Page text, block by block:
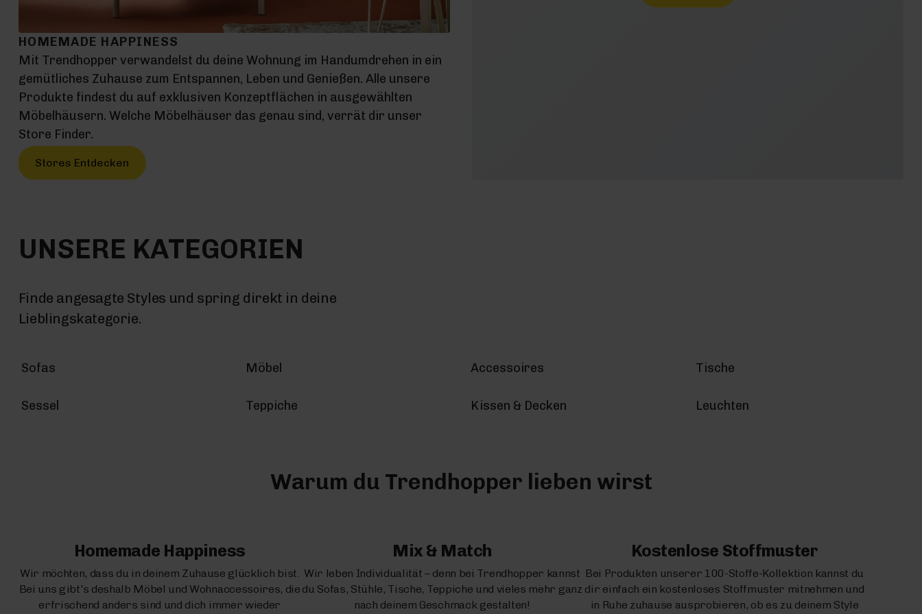
HOMEMADE HAPPINESS
Mit Trendhopper verwandelst du deine Wohnung im Handumdrehen in ein
gemütliches Zuhause zum Entspannen, Leben und Genießen. Alle unsere
Produkte findest du auf exklusiven Konzeptflächen in ausgewählten
Möbelhäusern. Welche Möbelhäuser das genau sind, verrät dir unser
Store Finder.
Stores Entdecken
UNSERE KATEGORIEN
Finde angesagte Styles und spring direkt in deine
Lieblingskategorie.
Sofas Möbel Accessoires Tische
Sessel Teppiche Kissen & Decken Leuchten
Warum du Trendhopper lieben wirst
Homemade Happiness
Wir möchten, dass du in deinem Zuhause glücklich bist.
Bei uns gibt's deshalb Möbel und Wohnaccessoires, die
erfrischend anders sind und dich immer wieder
Mix & Match
Wir leben Individualität – denn bei Trendhopper kannst
du Sofas, Stühle, Tische, Teppiche und vieles mehr ganz
nach deinem Geschmack gestalten!
Kostenlose Stoffmuster
Bei Produkten unserer 100-Stoffe-Kollektion kannst du
dir einfach ein kostenloses Stoffmuster mitnehmen und
in Ruhe zuhause ausprobieren, ob es zu deinem Style